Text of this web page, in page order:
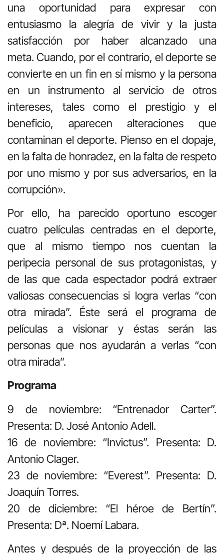
una oportunidad para expresar con
entusiasmo la alegría de vivir y la justa
satisfacción por haber alcanzado una
meta. Cuando, por el contrario, el deporte se
convierte en un fin en sí mismo y la persona
en un instrumento al servicio de otros
intereses, tales como el prestigio y el
beneficio, aparecen alteraciones que
contaminan el deporte. Pienso en el dopaje,
en la falta de honradez, en la falta de respeto
por uno mismo y por sus adversarios, en la
corrupción».
Por ello, ha parecido oportuno escoger
cuatro películas centradas en el deporte,
que al mismo tiempo nos cuentan la
peripecia personal de sus protagonistas, y
de las que cada espectador podrá extraer
valiosas consecuencias si logra verlas “con
otra mirada”. Éste será el programa de
películas a visionar y éstas serán las
personas que nos ayudarán a verlas “con
otra mirada”.
Programa
9 de noviembre: “Entrenador Carter”.
Presenta: D. José Antonio Adell.
16 de noviembre: “Invictus”. Presenta: D.
Antonio Clager.
23 de noviembre: “Everest”. Presenta: D.
Joaquín Torres.
20 de diciembre: “El héroe de Bertín”.
Presenta: Dª. Noemí Labara.
Antes y después de la proyección de las